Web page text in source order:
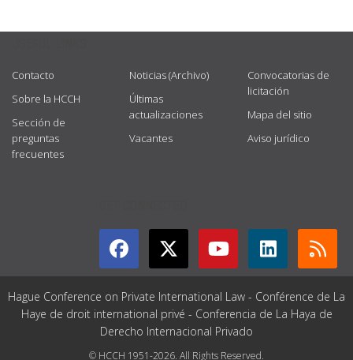
Contacto
Sobre la HCCH
Sección de
preguntas
frecuentes
Noticias (Archivo)
Últimas
actualizaciones
Vacantes
Convocatorias de
licitación
Mapa del sitio
Aviso jurídico
Hague Conference on Private International Law - Conférence de La
Haye de droit international privé - Conferencia de La Haya de
Derecho Internacional Privado
© HCCH 1951-2026. All Rights Reserved.